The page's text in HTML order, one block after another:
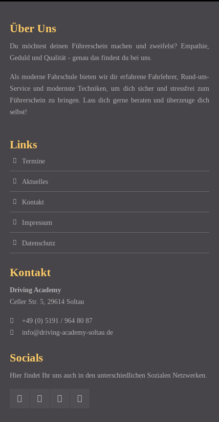
Über Uns
Du möchtest deinen Führerschein machen und zweifelst? Empathie,
Geduld und Qualität - genau das findest du bei uns.
Als moderne Fahrschule bieten wir dir erfahrene Fahrlehrer, Rund-um-
Service und modernste Techniken, um dich sicher und stressfrei zum
Führerschein zu bringen. Lass dich gerne beraten und überzeuge dich
selbst!
Links
Termine
Aktuelles
Kontakt
Impressum
Datenschutz
Kontakt
Driving Academy
Celler Str. 5, 29614 Soltau
+49 (0) 5191 / 964 80 87
info@driving-academy-soltau.de
Socials
Hier findet Ihr uns auch in den unterschiedlichen Sozialen Netzwerken.